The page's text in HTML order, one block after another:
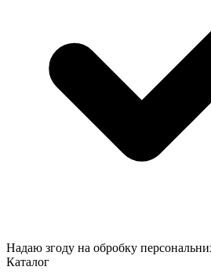
Надаю згоду на обробку
Каталог